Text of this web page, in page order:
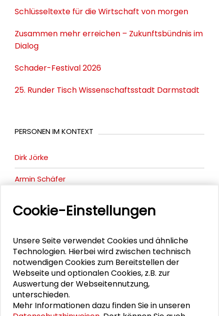
Schlüsseltexte für die Wirtschaft von morgen
Zusammen mehr erreichen – Zukunftsbündnis im
Dialog
Schader-Festival 2026
25. Runder Tisch Wissenschaftsstadt Darmstadt
PERSONEN IM KONTEXT
Dirk Jörke
Armin Schäfer
Brigitte Zypries
DOWNLOADS
Wolfgang Streeck - Entkoppelt. Kapitalismus
Cookie-Einstellungen
Unsere Seite verwendet Cookies und ähnliche
Technologien. Hierbei wird zwischen technisch
notwendigen Cookies zum Bereitstellen der
Webseite und optionalen Cookies, z.B. zur
Auswertung der Webseitennutzung,
unterschieden.
Mehr Informationen dazu finden Sie in unseren